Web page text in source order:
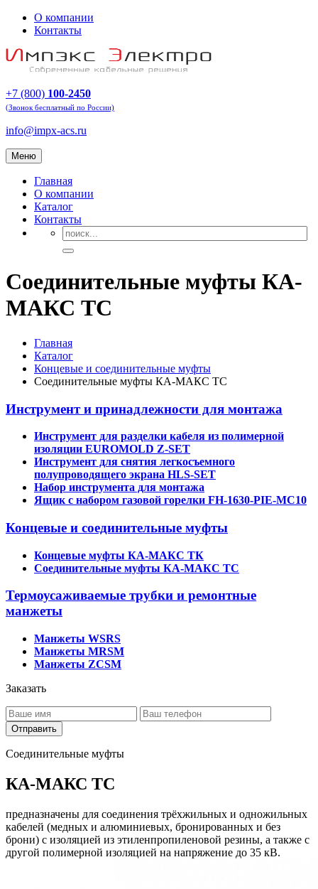
О компании
Контакты
+7 (800) 100-2450
(Звонок бесплатный по России)
info@impx-acs.ru
Меню
Главная
О компании
Каталог
Контакты
Соединительные муфты КА-
МАКС ТС
Главная
Каталог
Концевые и соединительные муфты
Соединительные муфты КА-МАКС ТС
Инструмент и принадлежности для монтажа
Инструмент для разделки кабеля из полимерной
изоляции EUROMOLD Z-SET
Инструмент для снятия легкосъемного
полупроводящего экрана HLS-SET
Набор инструмента для монтажа
Ящик с набором газовой горелки FH-1630-PIE-MC10
Концевые и соединительные муфты
Концевые муфты КА-МАКС ТК
Соединительные муфты КА-МАКС ТС
Термоусаживаемые трубки и ремонтные
манжеты
Манжеты WSRS
Манжеты MRSM
Манжеты ZCSM
Заказать
Отправить
Соединительные муфты
КА-МАКС ТС
предназначены для соединения трёхжильных и одножильных
кабелей (медных и алюминиевых, бронированных и без
брони) с изоляцией из этиленпропиленовой резины, а также с
другой полимерной изоляцией на напряжение до 35 кВ.